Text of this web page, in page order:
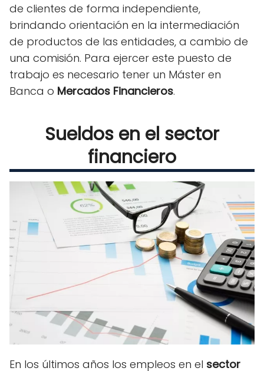
de clientes de forma independiente,
brindando orientación en la intermediación
de productos de las entidades, a cambio de
una comisión. Para ejercer este puesto de
trabajo es necesario tener un Máster en
Banca o Mercados Financieros.
Sueldos en el sector
financiero
En los últimos años los empleos en el sector